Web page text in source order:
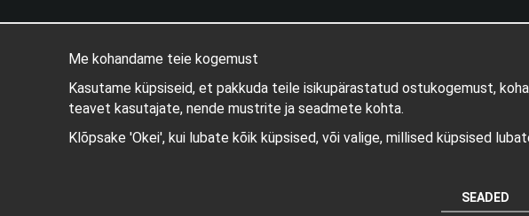
Me kohandame teie kogemust
Kasutame küpsiseid, et pakkuda teile isikupärastatud ostukogemust,
teavet kasutajate, nende mustrite ja seadmete kohta.
Klõpsake 'Okei', kui lubate kõik küpsised, või valige, millised küpsised
SEADED